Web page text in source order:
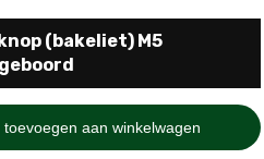
(bakeliet) M5
toevoegen aan winkelwagen